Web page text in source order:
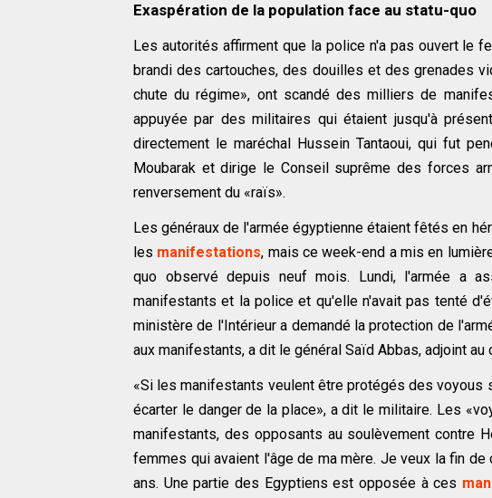
Exaspération de la population face au statu-quo
Les autorités affirment que la police n'a pas ouvert le
brandi des cartouches, des douilles et des grenades
chute du régime», ont scandé des milliers de
appuyée par des militaires qui étaient jusqu'à
directement le maréchal Hussein Tantaoui, qui fut
Moubarak et dirige le Conseil suprême des forces
renversement du «raïs».
Les généraux de l'armée égyptienne étaient fêtés en
les manifestations, mais ce week-end a mis en
quo observé depuis neuf mois. Lundi, l'armée a
manifestants et la police et qu'elle n'avait pas tenté
ministère de l'Intérieur a demandé la protection de
aux manifestants, a dit le général Saïd Abbas, adjoint au
«Si les manifestants veulent être protégés des voyous
écarter le danger de la place», a dit le militaire. Les
manifestants, des opposants au soulèvement contre
femmes qui avaient l'âge de ma mère. Je veux la fin
ans. Une partie des Egyptiens est opposée à ces